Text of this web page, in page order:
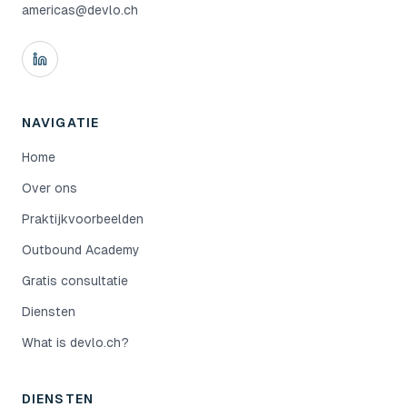
americas@devlo.ch
NAVIGATIE
Home
Over ons
Praktijkvoorbeelden
Outbound Academy
Gratis consultatie
Diensten
What is devlo.ch?
DIENSTEN